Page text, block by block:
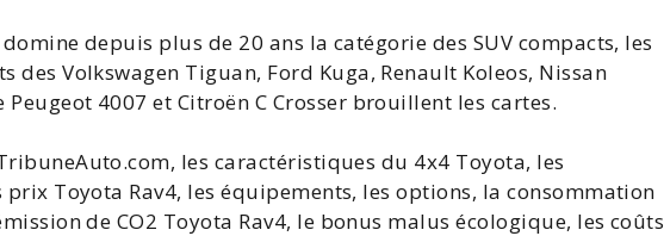
domine depuis plus de 20 ans la catégorie des SUV compacts, les
desVolkswagen Tiguan, Ford Kuga, Renault Koleos, Nissan
Peugeot 4007 et Citroën C Crosser brouillent les cartes.
les caractéristiques du 4x4 Toyota, les
prix Toyota Rav4, les équipements, les options, laconsommation
de CO2 Toyota Rav4, le bonus malus écologique, les coûts